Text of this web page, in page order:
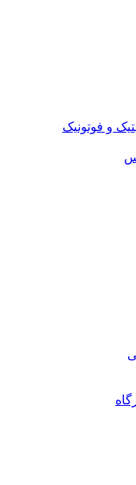
و فوتونیک